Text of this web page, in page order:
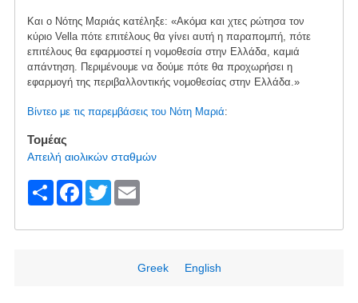
Και ο Νότης Μαριάς κατέληξε: «Ακόμα και χτες ρώτησα τον
κύριο Vella πότε επιτέλους θα γίνει αυτή η παραπομπή, πότε
επιτέλους θα εφαρμοστεί η νομοθεσία στην Ελλάδα, καμιά
απάντηση. Περιμένουμε να δούμε πότε θα προχωρήσει η
εφαρμογή της περιβαλλοντικής νομοθεσίας στην Ελλάδα.»
Βίντεο με τις παρεμβάσεις του Νότη Μαριά:
Τομέας
Απειλή αιολικών σταθμών
S F T E
Greek English